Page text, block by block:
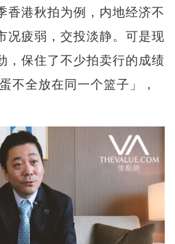
香港秋拍为例，内地经济不
况疲弱，交投淡静。可是现
，保住了不少拍卖行的成绩
不全放在同一个篮子」，